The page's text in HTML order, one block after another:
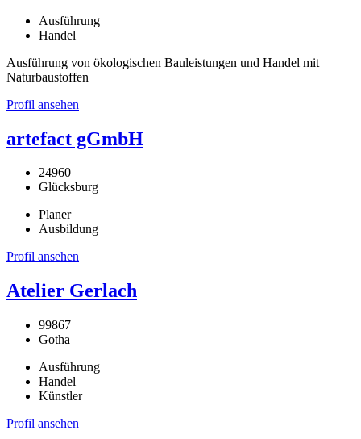
Ausführung
Handel
Ausführung von ökologischen Bauleistungen und Handel mit
Naturbaustoffen
Profil ansehen
artefact gGmbH
24960
Glücksburg
Planer
Ausbildung
Profil ansehen
Atelier Gerlach
99867
Gotha
Ausführung
Handel
Künstler
Profil ansehen